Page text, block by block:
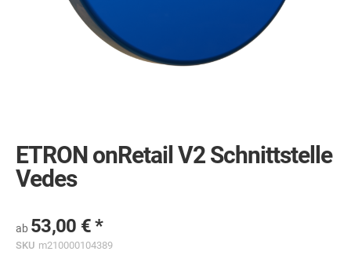
beginning
of
the
ETRON onRetail V2 Schnittstelle
Vedes
ab 53,00 €
SKU m210000104389